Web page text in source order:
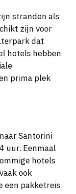
zijn voor
dat
hotels hebben
prima plek
uur. Eenmaal
hotels
ook
pakketreis
en je kunt